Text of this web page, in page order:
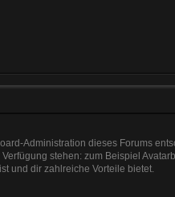
Administration dieses Forums
stehen: zum Beispiel
und dir zahlreiche Vorteile bietet.